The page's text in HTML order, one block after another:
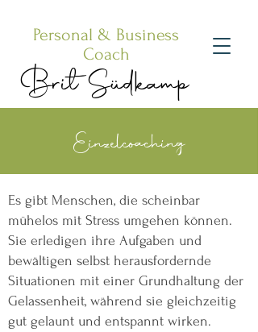
Personal & Business
Coach
Brit Südkamp
Einzelcoaching
Es gibt Menschen, die scheinbar
mühelos mit Stress umgehen können.
Sie erledigen ihre Aufgaben und
bewältigen selbst herausfordernde
Situationen mit einer Grundhaltung der
Gelassenheit, während sie gleichzeitig
gut gelaunt und entspannt wirken.